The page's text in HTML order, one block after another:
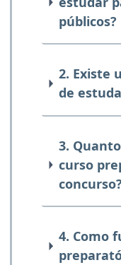
públicos?
2. Existe
de
3.
curso
concurso?
4. Como